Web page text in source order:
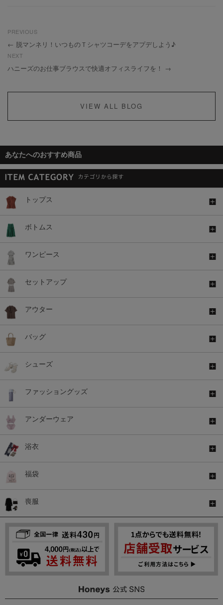
PREVIOUS
脱マンネリ！いつものＴシャツコーデをアプデしよう♪
NEXT
ハニーズのお仕事ブラウスで快適オフィスライフを！
VIEW ALL BLOG
あなたへのおすすめ商品
トップス
ボトムス
ワンピース
セットアップ
アウター
バッグ
シューズ
ファッショングッズ
アンダーウェア
浴衣
福袋
喪服